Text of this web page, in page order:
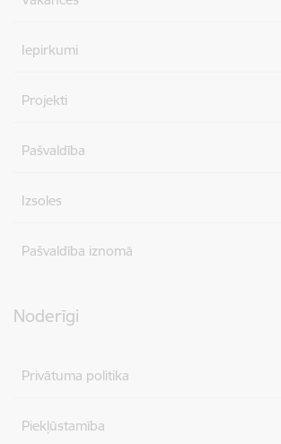
Iepirkumi
Projekti
Pašvaldība
Izsoles
Pašvaldība iznomā
Noderīgi
Privātuma politika
Piekļūstamība